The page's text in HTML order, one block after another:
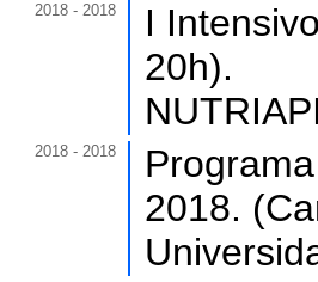
2018 - 2018
I
20h).
2018 - 2018
2018.